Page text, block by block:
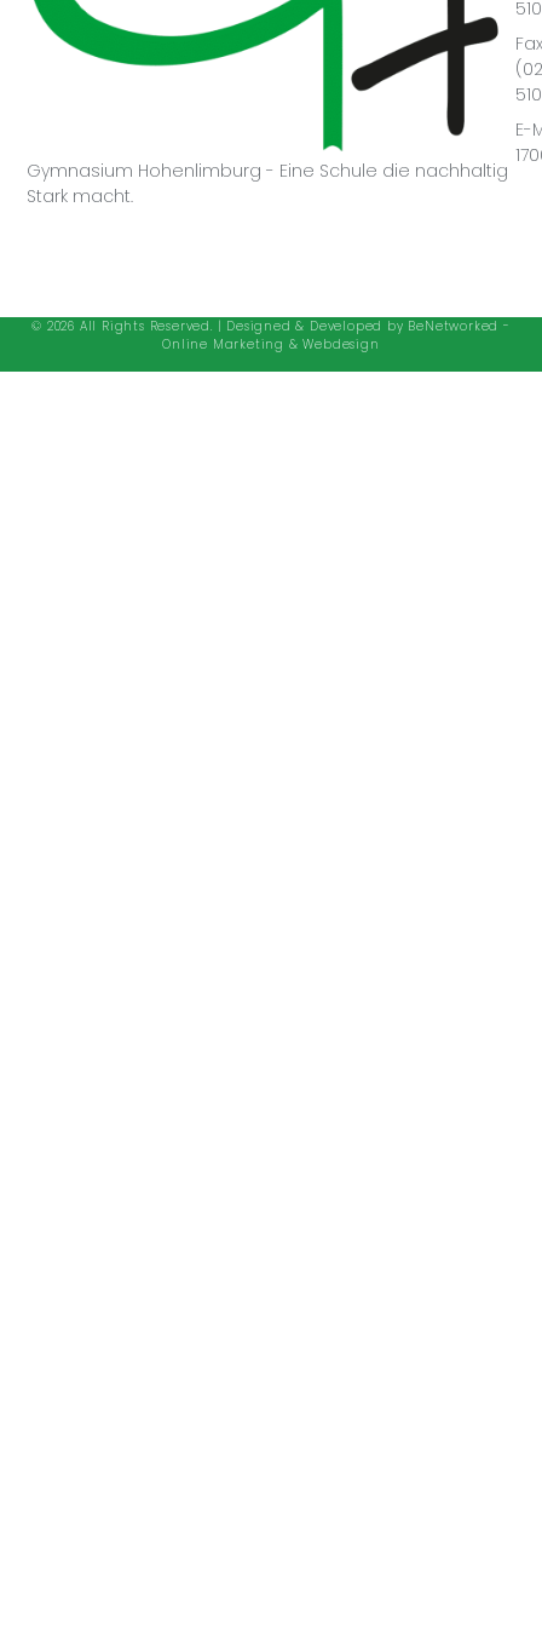
Gymnasium Hohenlimburg - Eine Schule die nachhaltig
Stark macht.
E-
© 2026 All Rights Reserved. | Designed & Developed by BeNetworked -
Online Marketing & Webdesign